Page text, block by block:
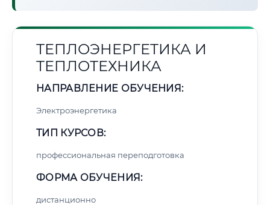
ТЕПЛОЭНЕРГЕТИКА И
ТЕПЛОТЕХНИКА
НАПРАВЛЕНИЕ ОБУЧЕНИЯ:
Электроэнергетика
ТИП КУРСОВ:
профессиональная переподготовка
ФОРМА ОБУЧЕНИЯ:
дистанционно